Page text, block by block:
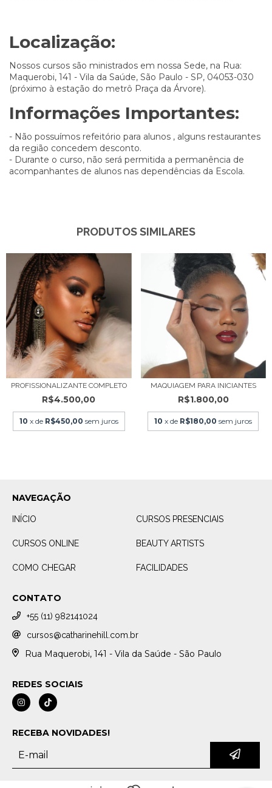
Localização:
Nossos cursos são ministrados em nossa Sede, na Rua:
Maquerobi, 141 - Vila da Saúde, São Paulo - SP, 04053-030
(próximo à estação do metrô Praça da Árvore).
Informações Importantes:
- Não possuímos refeitório para alunos , alguns restaurantes
da região concedem desconto.
- Durante o curso, não será permitida a permanência de
acompanhantes de alunos nas dependências da Escola.
PRODUTOS SIMILARES
PROFISSIONALIZANTE COMPLETO
R$4.500,00
10 x de R$450,00 sem juros
MAQUIAGEM PARA INICIANTES
R$1.800,00
10 x de R$180,00 sem juros
NAVEGAÇÃO
INÍCIO CURSOS PRESENCIAIS
CURSOS ONLINE BEAUTY ARTISTS
COMO CHEGAR FACILIDADES
CONTATO
+55 (11) 982141024
cursos@catharinehill.com.br
Rua Maquerobi, 141 - Vila da Saúde - São Paulo
REDES SOCIAIS
RECEBA NOVIDADES!